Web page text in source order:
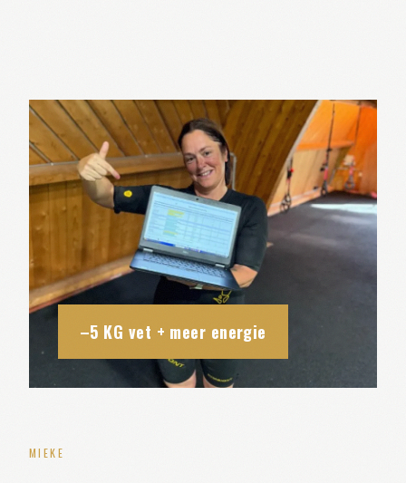
–5 KG vet + meer energie
MIEKE